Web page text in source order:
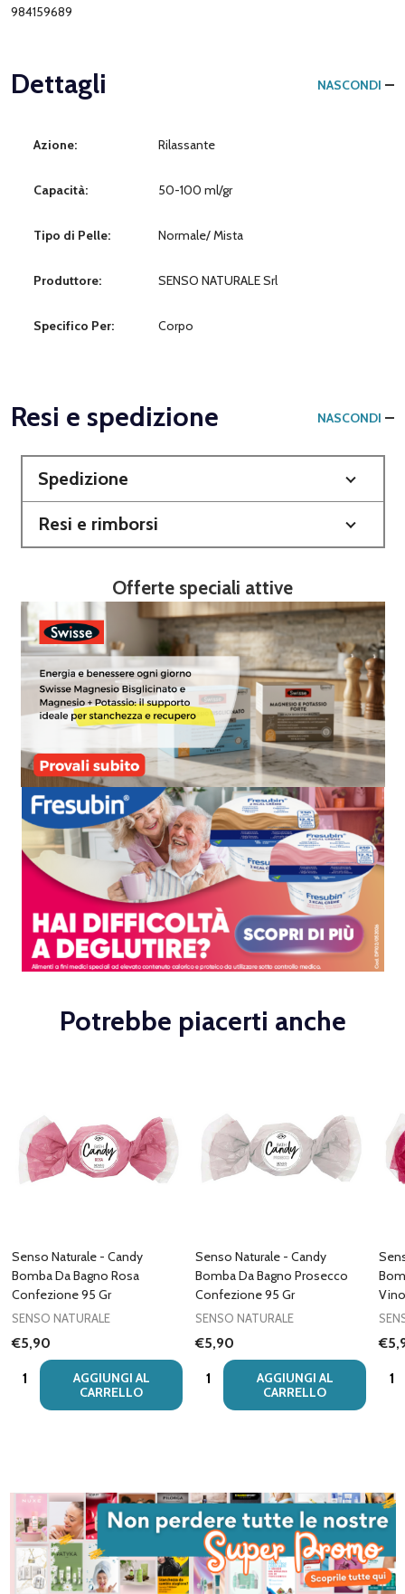
984159689
Dettagli NASCONDI
Azione: Rilassante
Capacità: 50-100 ml/gr
Tipo di Pelle: Normale/ Mista
Produttore: SENSO NATURALE Srl
Specifico Per: Corpo
Resi e spedizione NASCONDI
Spedizione
Resi e rimborsi
Offerte speciali attive
Potrebbe piacerti anche
Senso Naturale - Candy
Bomba Da Bagno Rosa
Confezione 95 Gr
SENSO NATURALE
€5,90
Quantità:
AGGIUNGI AL
CARRELLO
Senso Naturale - Candy
Bomba Da Bagno Prosecco
Confezione 95 Gr
SENSO NATURALE
€5,90
Quantità:
AGGIUNGI AL
CARRELLO